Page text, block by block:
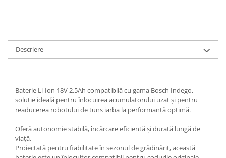
Descriere
Baterie Li-Ion 18V 2.5Ah compatibilă cu gama Bosch Indego,
soluție ideală pentru înlocuirea acumulatorului uzat și pentru
readucerea robotului de tuns iarba la performanță optimă.
Oferă autonomie stabilă, încărcare eficientă și durată lungă de
viață.
Proiectată pentru fiabilitate în sezonul de grădinărit, această